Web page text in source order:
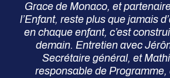
Grace de Monaco, et
l’Enfant, reste plus que jamais
en chaque enfant, c’est
demain. Entretien avec
Secrétaire général, et
responsable de Programme,